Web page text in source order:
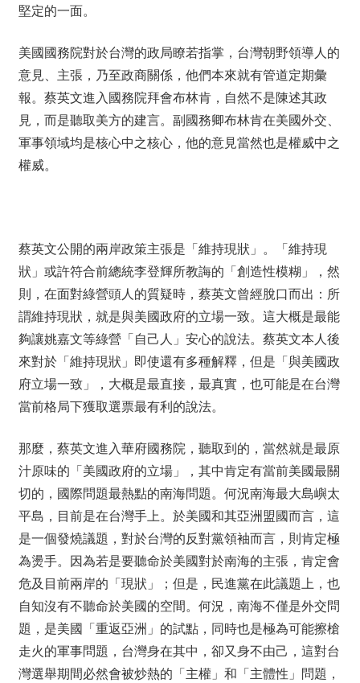
堅定的一面。
美國國務院對於台灣的政局瞭若指掌，台灣朝野領導人的
意見、主張，乃至政商關係，他們本來就有管道定期彙
報。蔡英文進入國務院拜會布林肯，自然不是陳述其政
見，而是聽取美方的建言。副國務卿布林肯在美國外交、
軍事領域均是核心中之核心，他的意見當然也是權威中之
權威。
蔡英文公開的兩岸政策主張是「維持現狀」。「維持現
狀」或許符合前總統李登輝所教誨的「創造性模糊」，然
則，在面對綠營頭人的質疑時，蔡英文曾經脫口而出：所
謂維持現狀，就是與美國政府的立場一致。這大概是最能
夠讓姚嘉文等綠營「自己人」安心的說法。蔡英文本人後
來對於「維持現狀」即使還有多種解釋，但是「與美國政
府立場一致」，大概是最直接，最真實，也可能是在台灣
當前格局下獲取選票最有利的說法。
那麼，蔡英文進入華府國務院，聽取到的，當然就是最原
汁原味的「美國政府的立場」，其中肯定有當前美國最關
切的，國際問題最熱點的南海問題。何況南海最大島嶼太
平島，目前是在台灣手上。於美國和其亞洲盟國而言，這
是一個發燒議題，對於台灣的反對黨領袖而言，則肯定極
為燙手。因為若是要聽命於美國對於南海的主張，肯定會
危及目前兩岸的「現狀」；但是，民進黨在此議題上，也
自知沒有不聽命於美國的空間。何況，南海不僅是外交問
題，是美國「重返亞洲」的試點，同時也是極為可能擦槍
走火的軍事問題，台灣身在其中，卻又身不由己，這對台
灣選舉期間必然會被炒熱的「主權」和「主體性」問題，